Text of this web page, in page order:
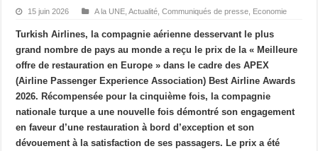
15 juin 2026 A la UNE ,Actualité ,Communiqués de presse Economie
Turkish Airlines, la compagnie aérienne desservant le plus
grand nombre de pays au monde a reçu le prix de la « Meilleure
offre de restauration en Europe » dans le cadre des APEX
(Airline Passenger Experience Association) Best Airline Awards
2026. Récompensée pour la cinquième fois, la compagnie
nationale turque a une nouvelle fois démontré son engagement
en faveur d’une restauration à bord d’exception et son
dévouement à la satisfaction de ses passagers. Le prix a été